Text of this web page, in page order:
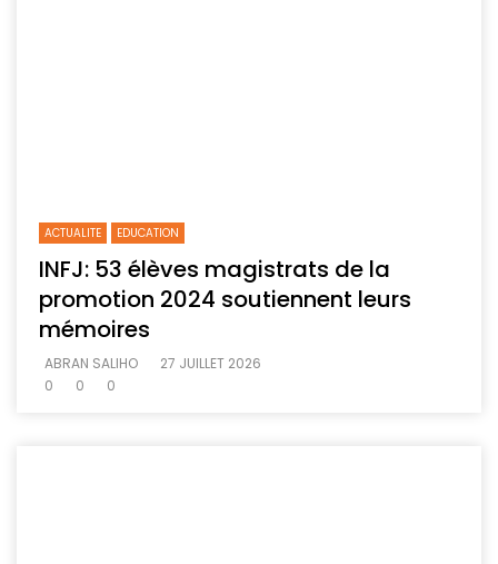
ACTUALITE EDUCATION
INFJ: 53 élèves magistrats de la
promotion 2024 soutiennent leurs
mémoires
ABRAN SALIHO
27 JUILLET 2026
0
0 0